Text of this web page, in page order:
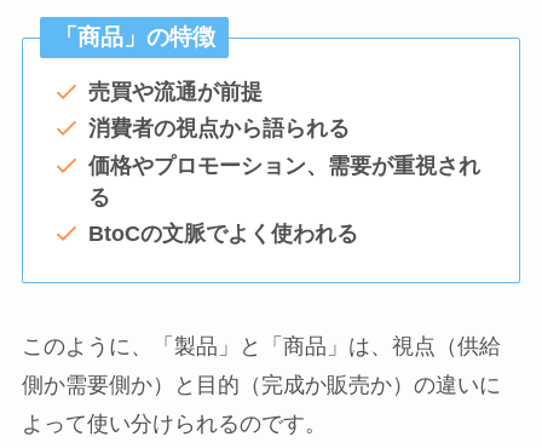
「商品」の特徴
売買や流通が前提
消費者の視点から語られる
価格やプロモーション、需要が重視され
る
BtoCの文脈でよく使われる
このように、「製品」と「商品」は、視点（供給
側か需要側か）と目的（完成か販売か）の違いに
よって使い分けられるのです。